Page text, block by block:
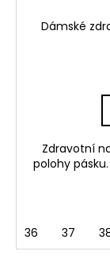
Dámské
Zdravotní
polohy
36 37